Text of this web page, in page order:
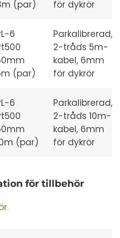
(par) för dykrör
6
(par)
Parkalibrerad,
2-tråds 5m-
kabel, 6mm
för dykrör
6
(par)
Parkalibrerad,
2-tråds 10m-
kabel, 6mm
för dykrör
för tillbehör